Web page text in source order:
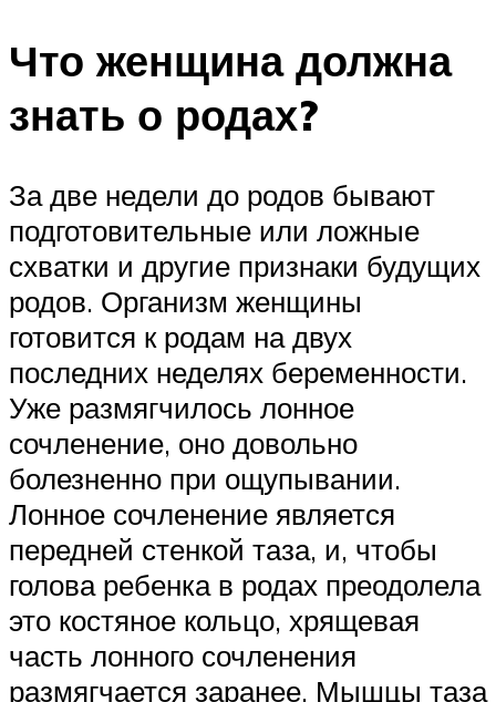
Что женщина должна
знать о родах?
За две недели до родов бывают
подготовительные или ложные
схватки и другие признаки будущих
родов. Организм женщины
готовится к родам на двух
последних неделях беременности.
Уже размягчилось лонное
сочленение, оно довольно
болезненно при ощупывании.
Лонное сочленение является
передней стенкой таза, и, чтобы
голова ребенка в родах преодолела
это костяное кольцо, хрящевая
часть лонного сочленения
размягчается заранее. Мышцы таза